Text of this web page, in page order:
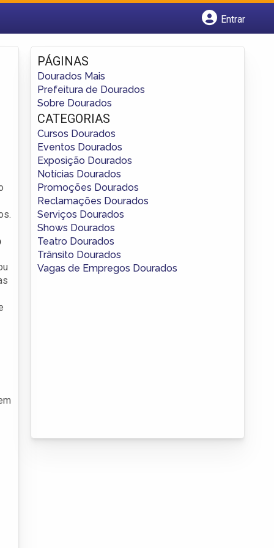
Entrar
Fazer login
Criar conta
PÁGINAS
Dourados Mais
Prefeitura de Dourados
Sobre Dourados
CATEGORIAS
Cursos Dourados
Eventos Dourados
Exposição Dourados
Notícias Dourados
Promoções Dourados
Reclamações Dourados
Serviços Dourados
Shows Dourados
Teatro Dourados
Trânsito Dourados
Vagas de Empregos Dourados